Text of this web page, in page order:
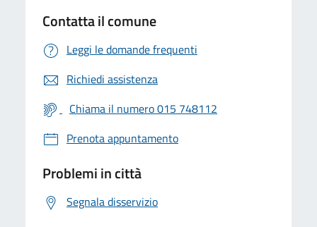
Contatta il comune
Leggi le domande frequenti
Richiedi assistenza
Chiama il numero 015 748112
Prenota appuntamento
Problemi in città
Segnala disservizio